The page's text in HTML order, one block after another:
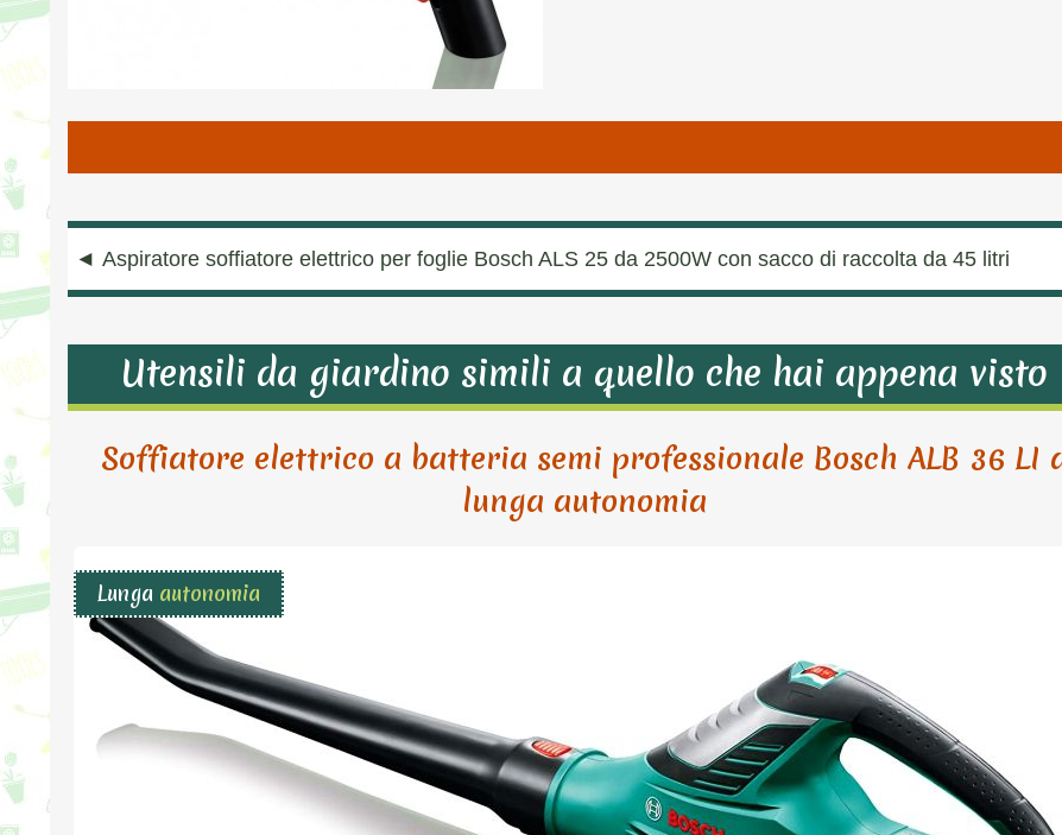
Navigazione
articoli
◄ Aspiratore soffiatore elettrico per foglie Bosch ALS 25 da 2500W con sacco di raccolta da 45 litri
Utensili da giardino simili a quello che hai appena visto
Soffiatore elettrico a batteria semi professionale Bosch ALB 36 LI
lunga autonomia
Lunga autonomia